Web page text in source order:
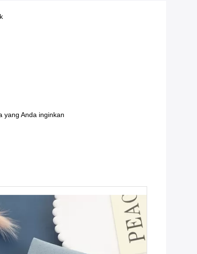
yang Anda inginkan